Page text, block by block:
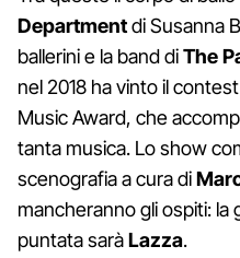
Departmentdi Susanna
ballerini e la band diThe
nel 2018 ha vinto il
Music Award, che
tanta musica. Lo show
scenografia a cura di
mancheranno gli ospiti: la
puntata saràLazza.